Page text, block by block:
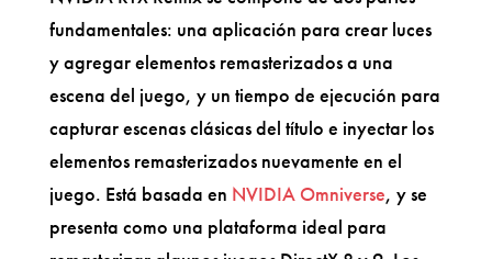
fundamentales: una aplicación para crear luces
y agregar elementos remasterizados a una
escena del juego, y un tiempo de ejecución para
capturar escenas clásicas del título e inyectar los
elementos remasterizados nuevamente en el
juego. Está basada en NVIDIA Omniverse, y se
presenta como una plataforma ideal para